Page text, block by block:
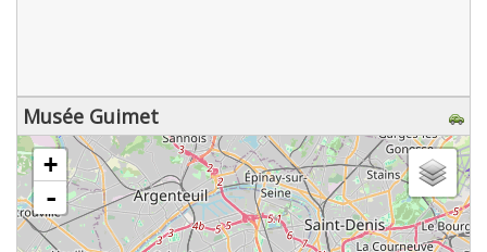
Musée Guimet
chargement de la carte - veuillez patienter...
+
-